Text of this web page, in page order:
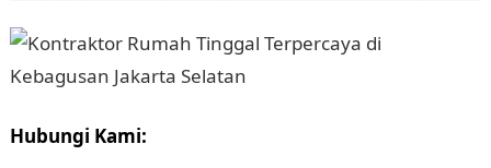
Hubungi Kami: